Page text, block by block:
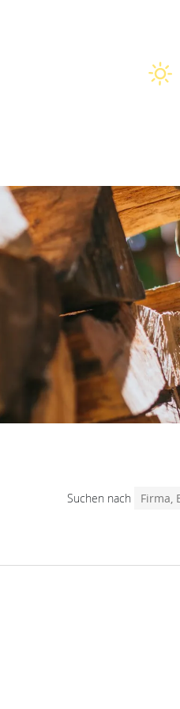
Suchen nach